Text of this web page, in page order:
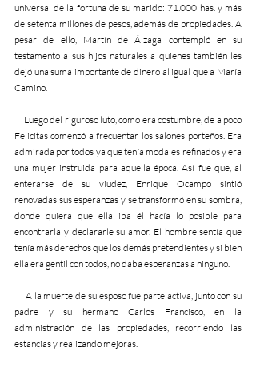
universal de la fortuna de su marido: 71.000 has. y más
de setenta millones de pesos, además de propiedades. A
pesar de ello, Martín de Álzaga contempló en su
testamento a sus hijos naturales a quienes también les
dejó una suma importante de dinero al igual que a María
Camino.
Felicitas comenzó a frecuentar los salones porteños. Era
admirada por todos ya que tenía modales refinados y era
una mujer instruida para aquella época. Así fue que, al
enterarse de su viudez, Enrique Ocampo sintió
renovadas sus esperanzas y se transformó en su sombra,
donde quiera que ella iba él hacía lo posible para
encontrarla y declararle su amor. El hombre sentía que
tenía más derechos que los demás pretendientes y si bien
ella era gentil con todos, no daba esperanzas a ninguno.
padre y su hermano Carlos Francisco, en la
administración de las propiedades, recorriendo las
estancias y realizando mejoras.